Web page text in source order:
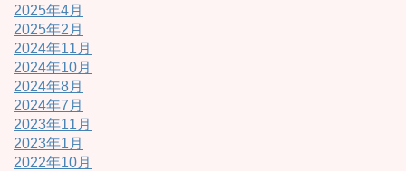
2025年4月
2025年2月
2024年11月
2024年10月
2024年8月
2024年7月
2023年11月
2023年1月
2022年10月